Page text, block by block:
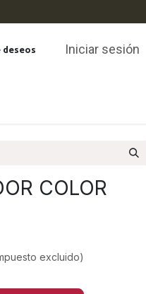
deseos Iniciar sesión
COLOR
excluido)